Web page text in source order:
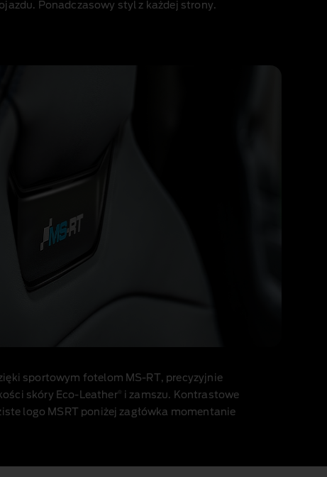
Ponadczasowy styl z każdej strony.
sportowym fotelom MS‑RT, precyzyjnie
skóry Eco‑Leather®
i zamszu. Kontrastowe
logo MSRT poniżej zagłówka momentanie